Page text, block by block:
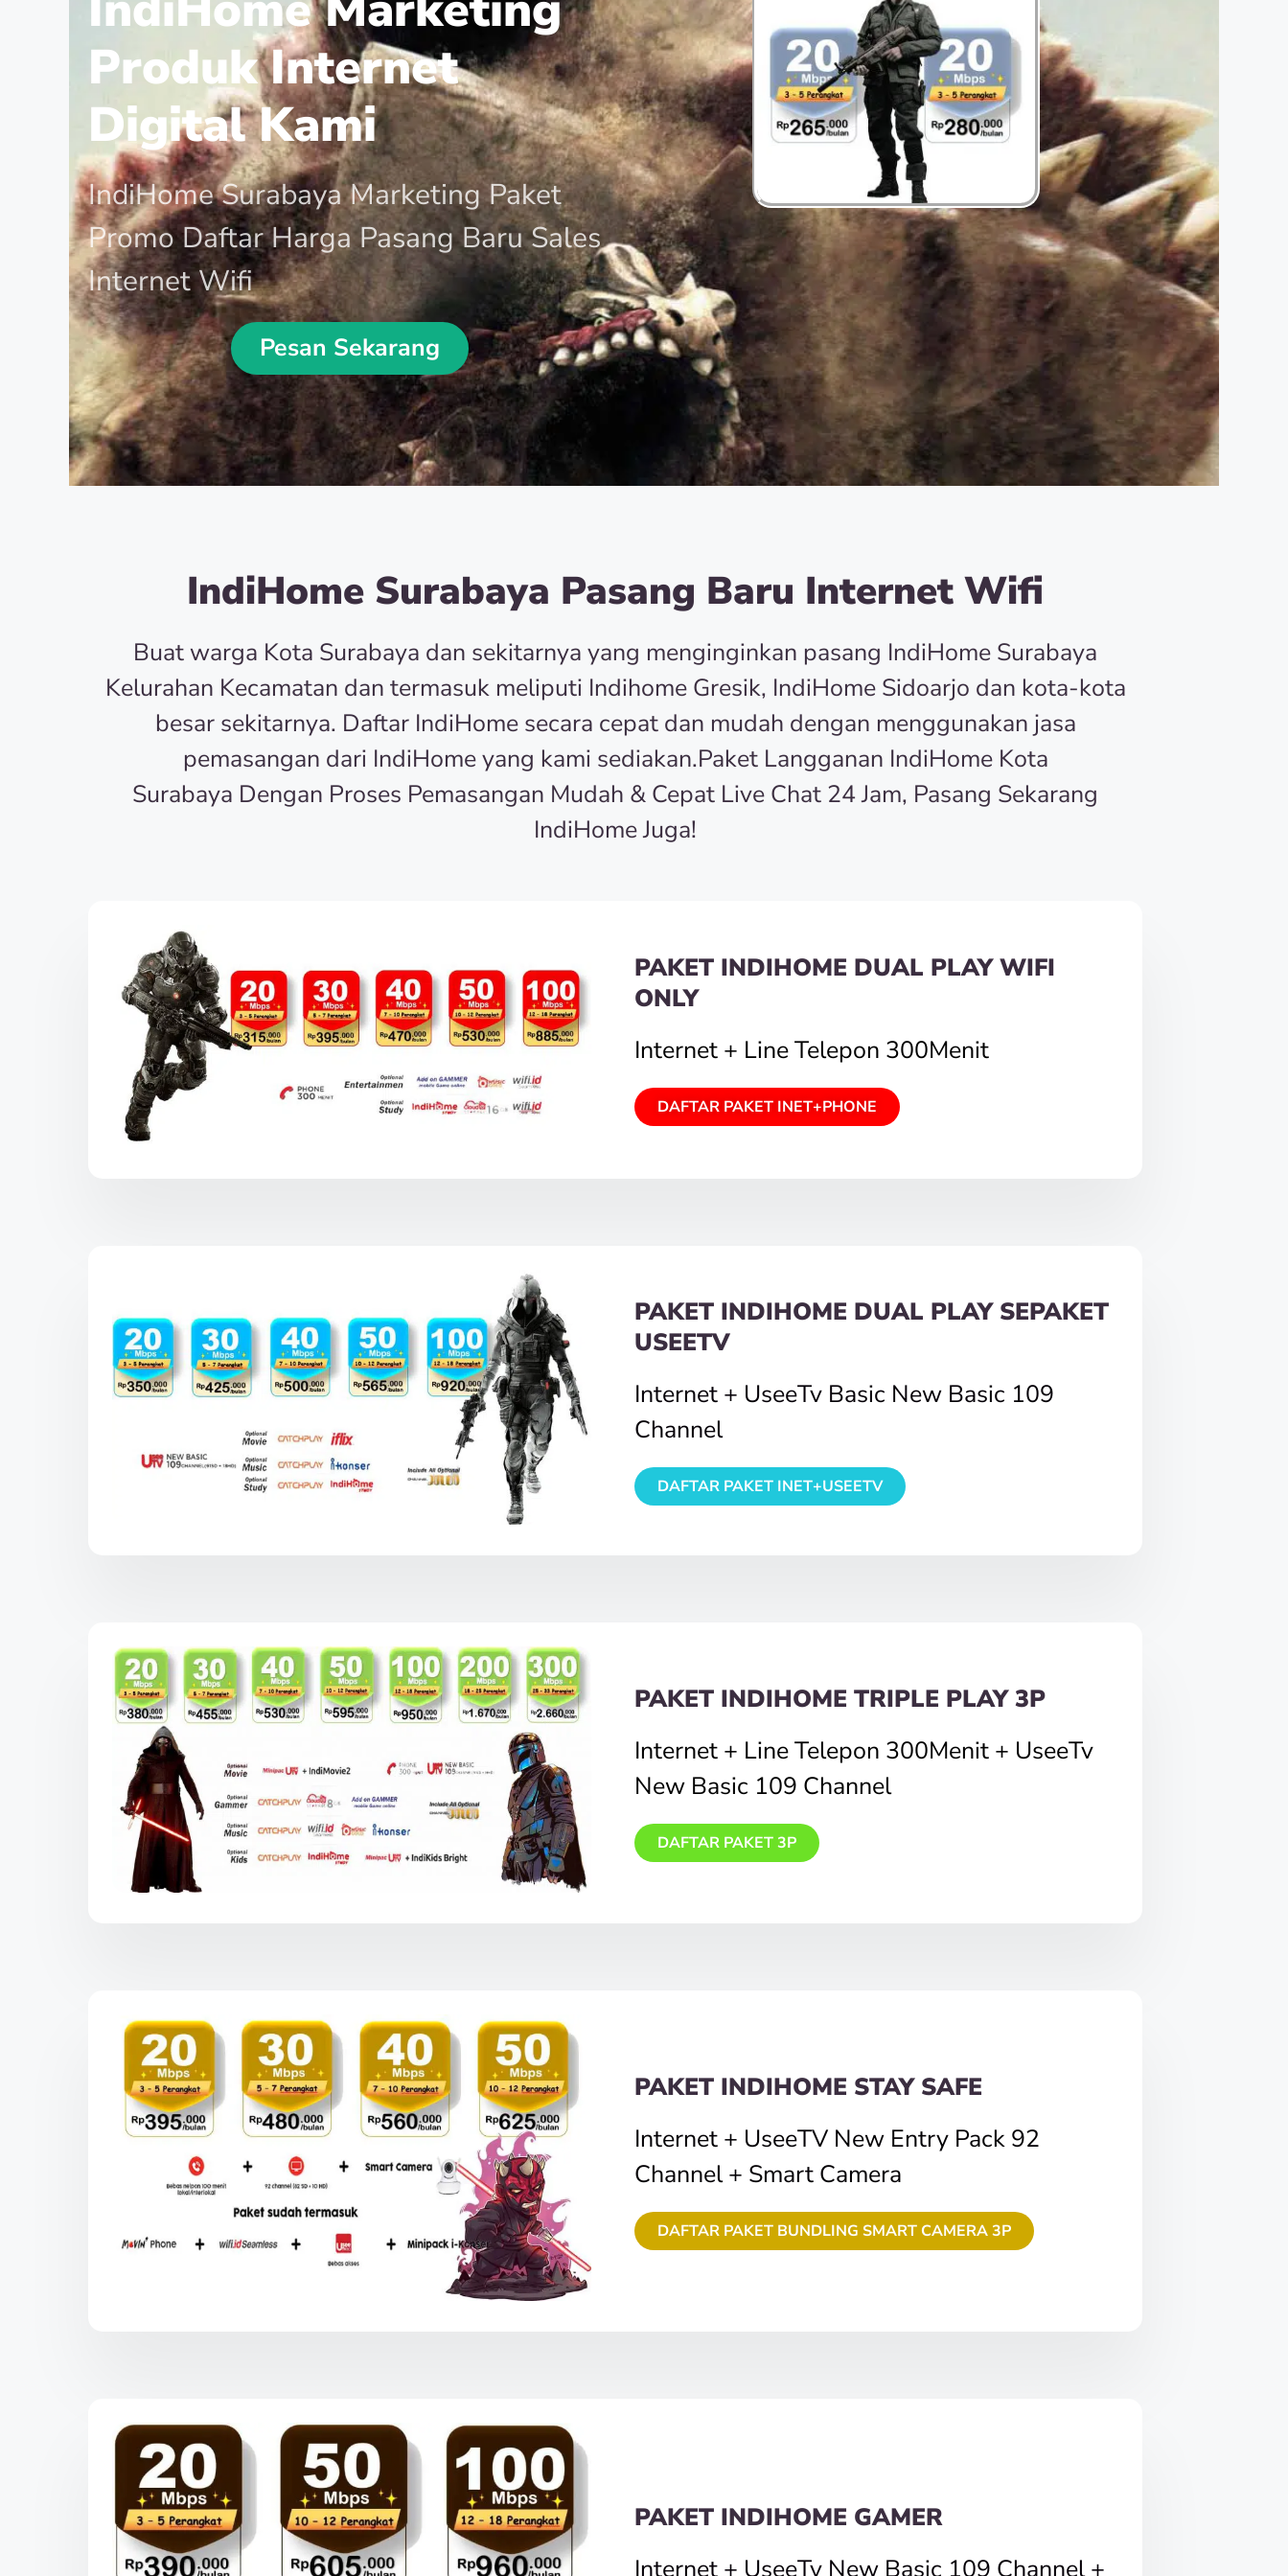
Produk Internet
Digital Kami
IndiHome Surabaya Marketing Paket
Promo Daftar Harga Pasang Baru Sales
Internet Wifi
Pesan Sekarang
IndiHome Surabaya Pasang Baru Internet Wifi
Buat warga Kota Surabaya dan sekitarnya yang menginginkan pasang IndiHome Surabaya
Kelurahan Kecamatan dan termasuk meliputi Indihome Gresik, IndiHome Sidoarjo dan kota-kota
besar sekitarnya. Daftar IndiHome secara cepat dan mudah dengan menggunakan jasa
pemasangan dari IndiHome yang kami sediakan.Paket Langganan IndiHome Kota
Surabaya Dengan Proses Pemasangan Mudah & Cepat Live Chat 24 Jam, Pasang Sekarang
IndiHome Juga!
PAKET INDIHOME DUAL PLAY WIFI
ONLY
Internet + Line Telepon 300Menit
DAFTAR PAKET INET+PHONE
PAKET INDIHOME DUAL PLAY SEPAKET
USEETV
Internet + UseeTv Basic New Basic 109
Channel
DAFTAR PAKET INET+USEETV
PAKET INDIHOME TRIPLE PLAY 3P
Internet + Line Telepon 300Menit + UseeTv
New Basic 109 Channel
DAFTAR PAKET 3P
PAKET INDIHOME STAY SAFE
Internet + UseeTV New Entry Pack 92
Channel + Smart Camera
DAFTAR PAKET BUNDLING SMART CAMERA 3P
PAKET INDIHOME GAMER